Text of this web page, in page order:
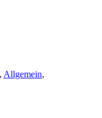
, Allgemein,